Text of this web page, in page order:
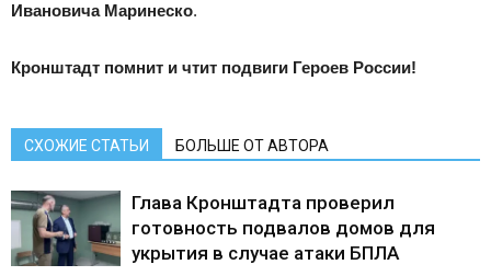
Ивановича Маринеско.
Кронштадт помнит и чтит подвиги Героев России!
СХОЖИЕ СТАТЬИ БОЛЬШЕ ОТ АВТОРА
Глава Кронштадта проверил
готовность подвалов домов для
укрытия в случае атаки БПЛА